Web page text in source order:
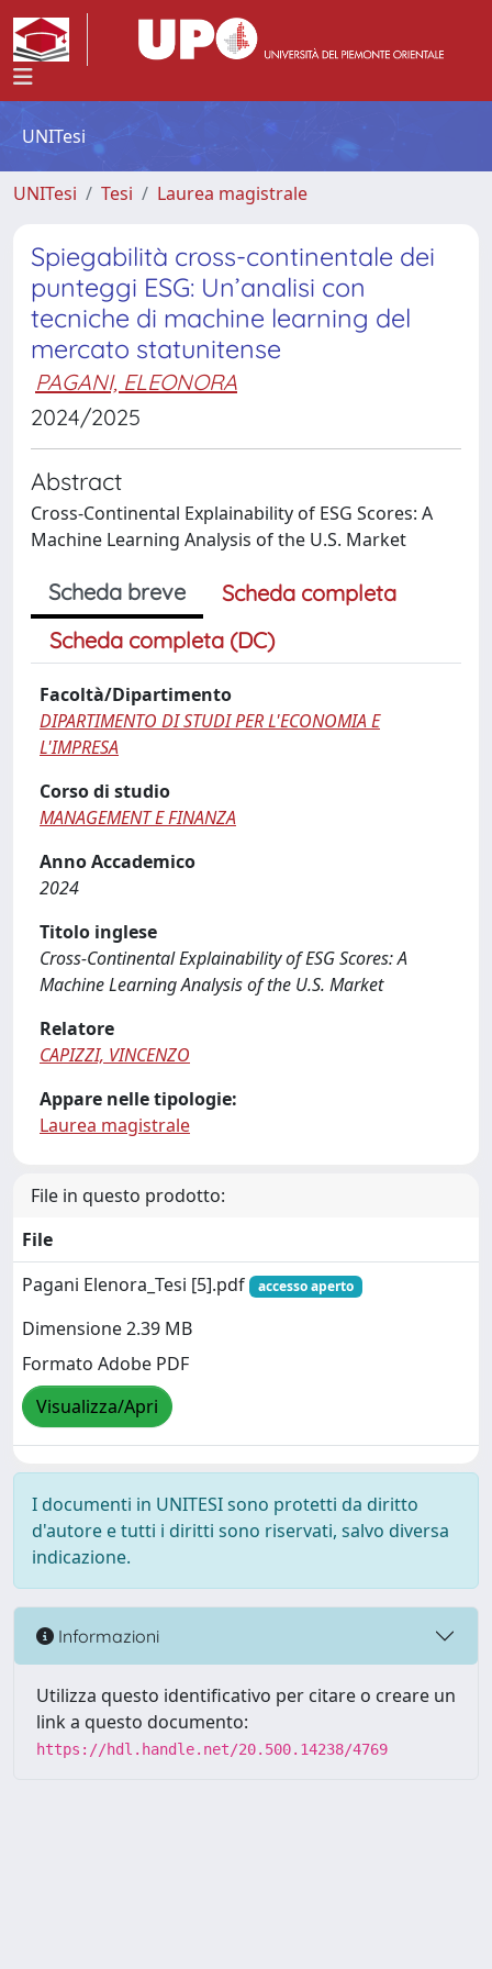
UNITesi
UNITesi Tesi Laurea magistrale
Spiegabilità cross-continentale dei
punteggi ESG: Un’analisi con
tecniche di machine learning del
mercato statunitense
PAGANI, ELEONORA
2024/2025
Abstract
Cross-Continental Explainability of ESG Scores: A
Machine Learning Analysis of the U.S. Market
Scheda breve
Scheda completa
Scheda completa (DC)
Facoltà/Dipartimento
DIPARTIMENTO DI STUDI PER L'ECONOMIA E
L'IMPRESA
Corso di studio
MANAGEMENT E FINANZA
Anno Accademico
2024
Titolo inglese
Cross-Continental Explainability of ESG Scores: A
Machine Learning Analysis of the U.S. Market
Relatore
CAPIZZI, VINCENZO
Appare nelle tipologie:
Laurea magistrale
File in questo prodotto:
File
Pagani Elenora_Tesi [5].pdf
accesso aperto
Dimensione 2.39 MB
Formato Adobe PDF
Visualizza/Apri
I documenti in UNITESI sono protetti da diritto
d'autore e tutti i diritti sono riservati, salvo diversa
indicazione.
Informazioni
Utilizza questo identificativo per citare o creare un
link a questo documento:
https://hdl.handle.net/20.500.14238/4769